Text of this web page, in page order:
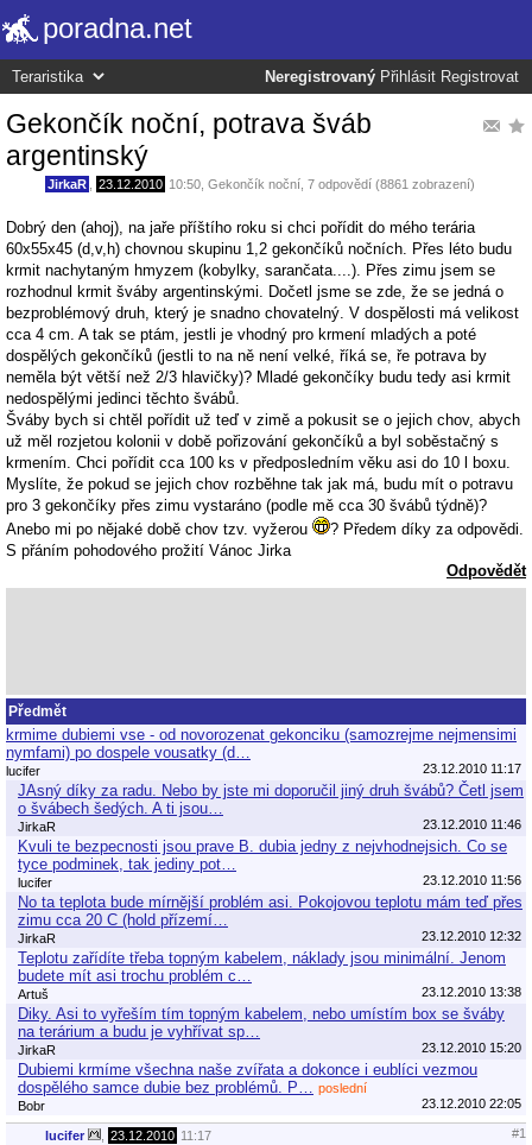
poradna.net
Neregistrovaný Přihlásit Registrovat
Gekončík noční, potrava šváb
argentinský
JirkaR 23.12.2010 10:50 Gekončík noční , 7 odpovědí (8861 zobrazení)
Dobrý den (ahoj), na jaře příštího roku si chci pořídit do mého terária
60x55x45 (d,v,h) chovnou skupinu 1,2 gekončíků nočních. Přes léto budu
krmit nachytaným hmyzem (kobylky, sarančata....). Přes zimu jsem se
rozhodnul krmit šváby argentinskými. Dočetl jsme se zde, že se jedná o
bezproblémový druh, který je snadno chovatelný. V dospělosti má velikost
cca 4 cm. A tak se ptám, jestli je vhodný pro krmení mladých a poté
dospělých gekončíků (jestli to na ně není velké, říká se, ře potrava by
neměla být větší než 2/3 hlavičky)? Mladé gekončíky budu tedy asi krmit
nedospělými jedinci těchto švábů.
Šváby bych si chtěl pořídit už teď v zimě a pokusit se o jejich chov, abych
už měl rozjetou kolonii v době pořizování gekončíků a byl soběstačný s
krmením. Chci pořídit cca 100 ks v předposledním věku asi do 10 l boxu.
Myslíte, že pokud se jejich chov rozběhne tak jak má, budu mít o potravu
pro 3 gekončíky přes zimu vystaráno (podle mě cca 30 švábů týdně)?
Anebo mi po nějaké době chov tzv. vyžerou
? Předem díky za odpovědi.
S přáním pohodového prožití Vánoc Jirka
Odpovědět
Předmět
krmime dubiemi vse - od novorozenat gekonciku (samozrejme nejmensimi
nymfami) po dospele vousatky (d…
lucifer 23.12.2010 11:17
JAsný díky za radu. Nebo by jste mi doporučil jiný druh švábů? Četl jsem
o švábech šedých. A ti jsou…
JirkaR 23.12.2010 11:46
Kvuli te bezpecnosti jsou prave B. dubia jedny z nejvhodnejsich. Co se
tyce podminek, tak jediny pot…
lucifer 23.12.2010 11:56
No ta teplota bude mírnější problém asi. Pokojovou teplotu mám teď přes
zimu cca 20 C (hold přízemí…
JirkaR 23.12.2010 12:32
Teplotu zařídíte třeba topným kabelem, náklady jsou minimální. Jenom
budete mít asi trochu problém c…
Artuš 23.12.2010 13:38
Diky. Asi to vyřeším tím topným kabelem, nebo umístím box se šváby
na terárium a budu je vyhřívat sp…
JirkaR 23.12.2010 15:20
Dubiemi krmíme všechna naše zvířata a dokonce i eublíci vezmou
dospělého samce dubie bez problémů. P…
poslední
Bobr
23.12.2010 22:05
lucifer 23.12.2010 11:17 #1